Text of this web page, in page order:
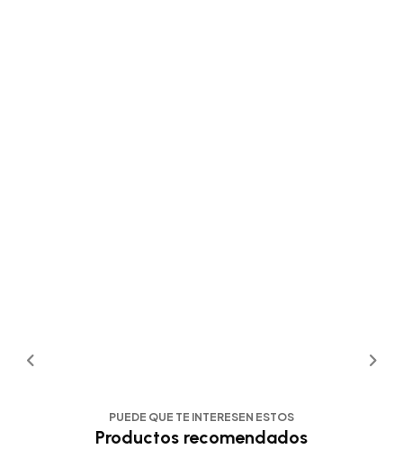
PUEDE QUE TE INTERESEN ESTOS
Productos recomendados